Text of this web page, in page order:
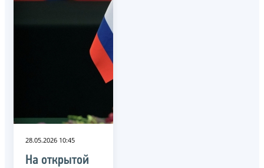
28.05.2026 10:45
На открытой